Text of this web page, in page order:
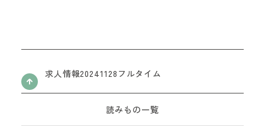
お問い合わせフォーム
求人情報20241128フルタイム
読みもの一覧